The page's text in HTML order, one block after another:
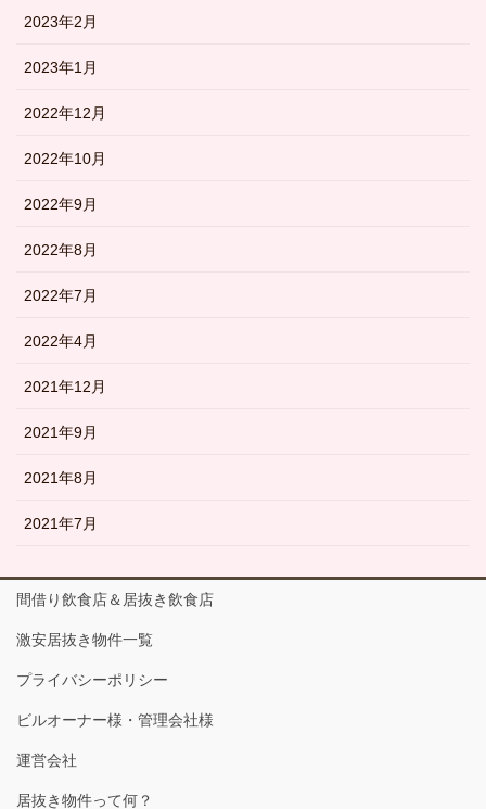
2023年2月
2023年1月
2022年12月
2022年10月
2022年9月
2022年8月
2022年7月
2022年4月
2021年12月
2021年9月
2021年8月
2021年7月
間借り飲食店＆居抜き飲食店
激安居抜き物件一覧
プライバシーポリシー
ビルオーナー様・管理会社様
運営会社
居抜き物件って何？